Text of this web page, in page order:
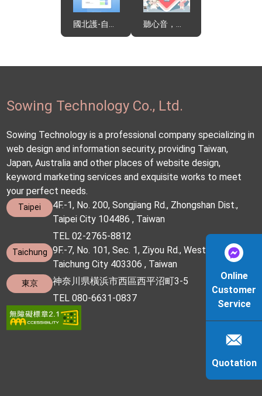
AR擴增實境 | Augmented Reality
Sowing Technology Co., Ltd.
Sowing Technology is a professional company specializing in
web design and information security, providing Taiwan,
Japan, Australia and other places of website design,
keyword marketing services and exquisite works to meet
your perfect needs.
Taipei
4F.-1, No. 200, Songjiang Rd., Zhongshan Dist.,
Taipei City 104486 , Taiwan
TEL 02-2765-8812
Taichung
9F.-7, No. 101, Sec. 1, Ziyou Rd., West Dist.,
Taichung City 403306 , Taiwan
東京
神奈川県橫浜市西區西平沼町3-5
TEL 080-6631-0837
Online
Customer
Service
Quotation